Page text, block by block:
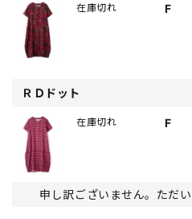
F
在庫切れ
ＲＤドット
F
在庫切れ
申し訳ございません。ただ